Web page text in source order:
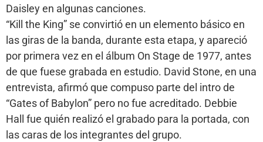
Daisley en algunas canciones.
“Kill the King” se convirtió en un elemento básico en
las giras de la banda, durante esta etapa, y apareció
por primera vez en el álbum On Stage de 1977, antes
de que fuese grabada en estudio. David Stone, en una
entrevista, afirmó que compuso parte del intro de
“Gates of Babylon” pero no fue acreditado. Debbie
Hall fue quién realizó el grabado para la portada, con
las caras de los integrantes del grupo.